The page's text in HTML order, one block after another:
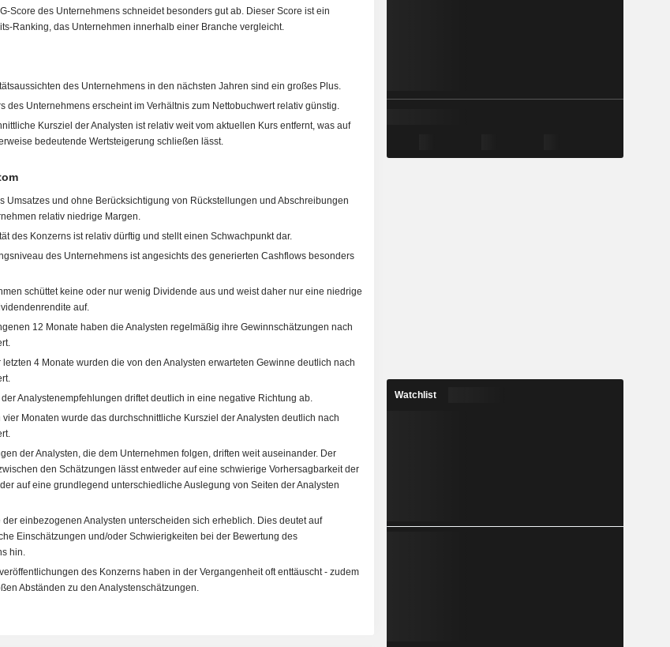
Score des Unternehmens schneidet besonders gut ab. Dieser Score ist ein
Ranking, das Unternehmen innerhalb einer Branche vergleicht.
des Unternehmens in den nächsten Jahren sind ein großes Plus.
des Unternehmens erscheint im Verhältnis zum Nettobuchwert relativ günstig.
Kursziel der Analysten ist relativ weit vom aktuellen Kurs entfernt, was auf
bedeutende Wertsteigerung schließen lässt.
Umsatzes und ohne Berücksichtigung von Rückstellungen und Abschreibungen
relativ niedrige Margen.
des Konzerns ist relativ dürftig und stellt einen Schwachpunkt dar.
des Unternehmens ist angesichts des generierten Cashflows besonders
schüttet keine oder nur wenig Dividende aus und weist daher nur eine niedrige
auf.
12 Monate haben die Analysten regelmäßig ihre Gewinnschätzungen nach
letzten 4 Monate wurden die von den Analysten erwarteten Gewinne deutlich nach
der Analystenempfehlungen driftet deutlich in eine negative Richtung ab.
vier Monaten wurde das durchschnittliche Kursziel der Analysten deutlich nach
der Analysten, die dem Unternehmen folgen, driften weit auseinander. Der
den Schätzungen lässt entweder auf eine schwierige Vorhersagbarkeit der
auf eine grundlegend unterschiedliche Auslegung von Seiten der Analysten
der einbezogenen Analysten unterscheiden sich erheblich. Dies deutet auf
Einschätzungen und/oder Schwierigkeiten bei der Bewertung des
hin.
des Konzerns haben in der Vergangenheit oft enttäuscht - zudem
Abständen zu den Analystenschätzungen.
Watchlist